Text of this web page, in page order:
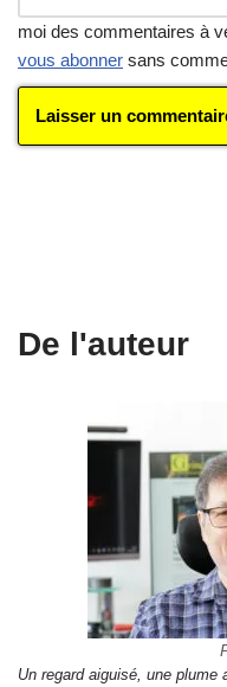
moi des commentaires à
vous abonner sans
De l'auteur
Un regard aiguisé, une plume